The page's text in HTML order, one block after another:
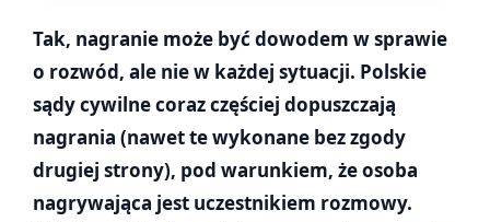
Tak, nagranie może być dowodem w sprawie
o rozwód, ale nie w każdej sytuacji. Polskie
sądy cywilne coraz częściej dopuszczają
nagrania (nawet te wykonane bez zgody
drugiej strony), pod warunkiem, że osoba
nagrywająca jest uczestnikiem rozmowy.